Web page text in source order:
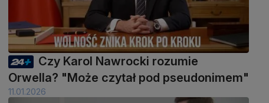
Czy Karol Nawrocki rozumie
Orwella? "Może czytał pod pseudonimem"
11.01.2026